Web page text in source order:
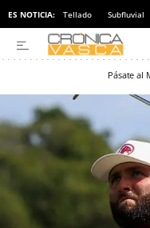
ES NOTICIA: Tellado Subfluvial
Pásate al